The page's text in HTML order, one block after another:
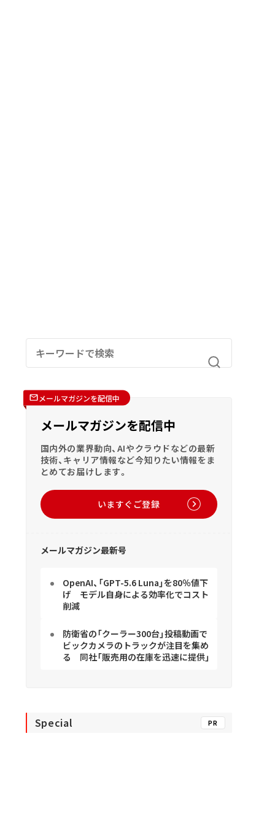
メールマガジンを配信中
メールマガジンを配信中
国内外の業界動向、AIやクラウドなどの最新
技術、キャリア情報など今知りたい情報をま
とめてお届けします。
いますぐご登録
メールマガジン最新号
OpenAI、「GPT-5.6 Luna」を80％値下
げ モデル自身による効率化でコスト
削減
防衛省の「クーラー300台」投稿動画で
ビックカメラのトラックが注目を集め
る 同社「販売用の在庫を迅速に提供」
Special PR